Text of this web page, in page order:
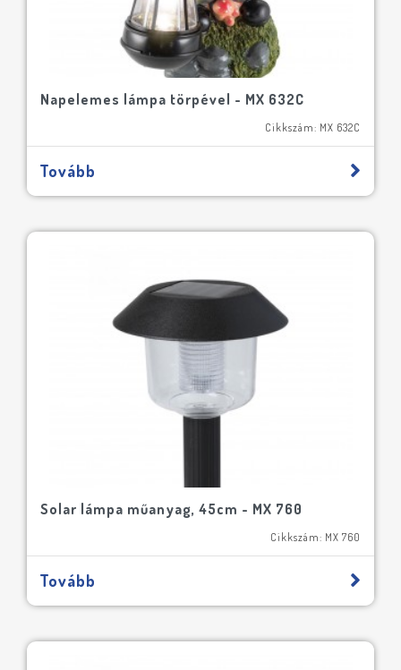
Napelemes lámpa törpével - MX 632C
Cikkszám: MX 632C
Tovább
Solar lámpa műanyag, 45cm - MX 760
Cikkszám: MX 760
Tovább